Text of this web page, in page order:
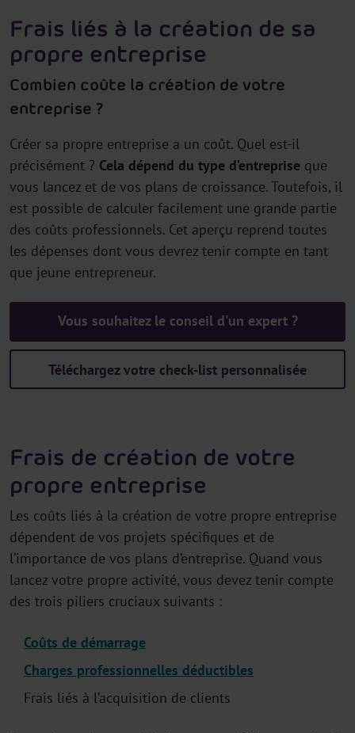
Frais liés à la création de sa
propre entreprise
Combien coûte la création de votre
entreprise ?
Créer sa propre entreprise a un coût. Quel est-il
précisément ? Cela dépend du type d’entreprise que
vous lancez et de vos plans de croissance. Toutefois, il
est possible de calculer facilement une grande partie
des coûts professionnels. Cet aperçu reprend toutes
les dépenses dont vous devrez tenir compte en tant
que jeune entrepreneur.
Vous souhaitez le conseil d'un expert ?
Téléchargez votre check-list personnalisée
Frais de création de votre
propre entreprise
Les coûts liés à la création de votre propre entreprise
dépendent de vos projets spécifiques et de
l’importance de vos plans d’entreprise. Quand vous
lancez votre propre activité, vous devez tenir compte
des trois piliers cruciaux suivants :
Coûts de démarrage
Charges professionnelles déductibles
Frais liés à l’acquisition de clients